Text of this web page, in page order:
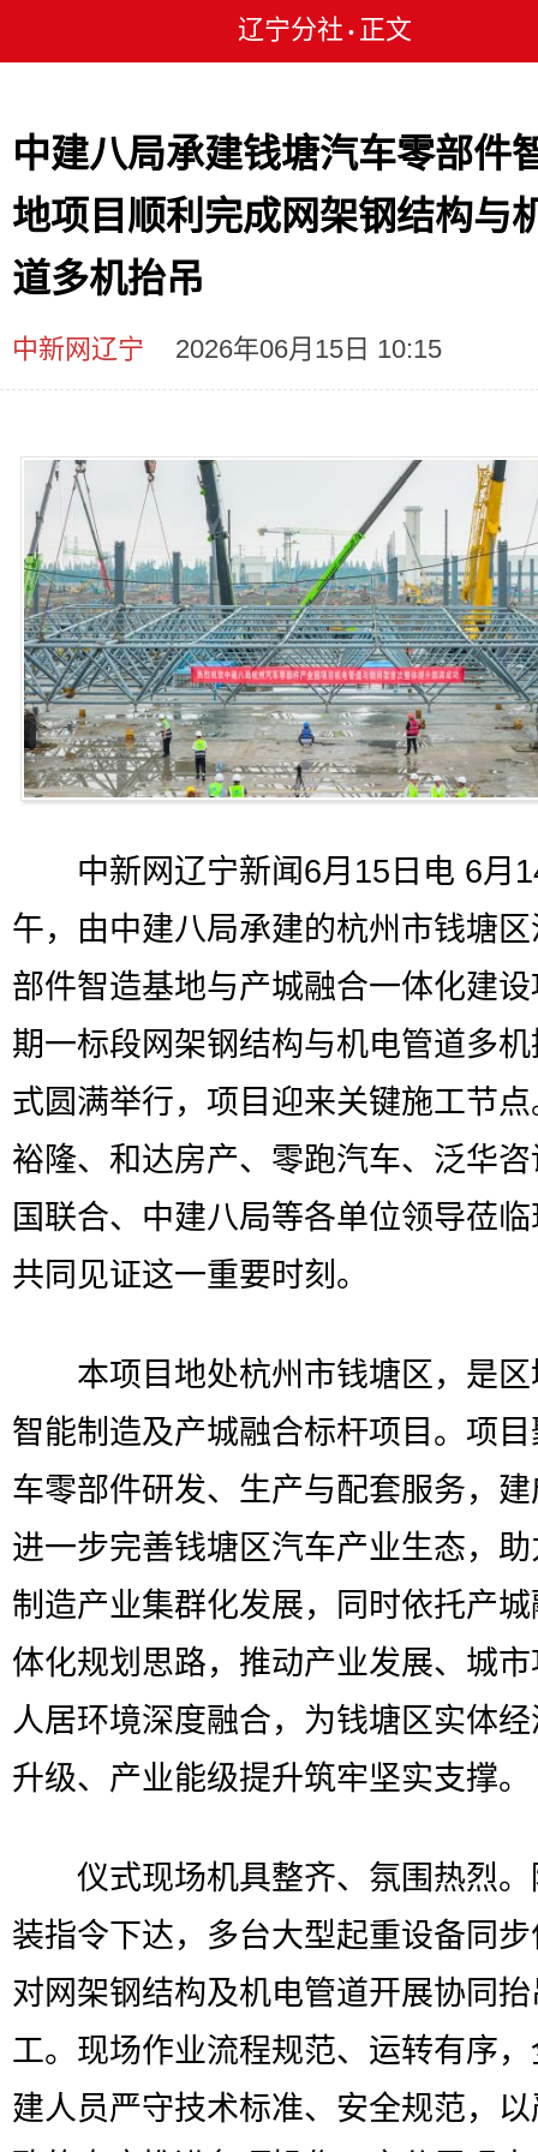
辽宁分社 • 正文
中建八局承建钱塘汽车零部件
地项目顺利完成网架钢结构与
道多机抬吊
中新网辽宁 2026年06月15日 10:15
中新网辽宁新闻6月15日电 6月
午，由中建八局承建的杭州市钱塘
部件智造基地与产城融合一体化建
期一标段网架钢结构与机电管道多
式圆满举行，项目迎来关键施工节
裕隆、和达房产、零跑汽车、泛华
国联合、中建八局等各单位领导莅
共同见证这一重要时刻。
本项目地处杭州市钱塘区，是区
智能制造及产城融合标杆项目。项
车零部件研发、生产与配套服务，
进一步完善钱塘区汽车产业生态，
制造产业集群化发展，同时依托产
体化规划思路，推动产业发展、城
人居环境深度融合，为钱塘区实体
升级、产业能级提升筑牢坚实支撑。
仪式现场机具整齐、氛围热烈。
装指令下达，多台大型起重设备同
对网架钢结构及机电管道开展协同
工。现场作业流程规范、运转有序
建人员严守技术标准、安全规范，